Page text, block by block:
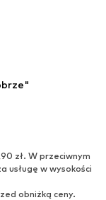
zł. W przeciwnym
usługę w wysokości
obniżką ceny.